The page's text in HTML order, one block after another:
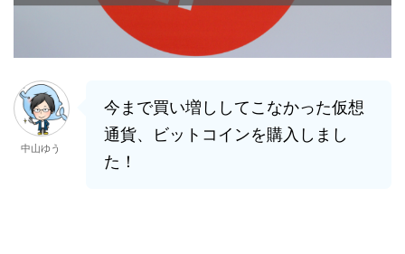
中山ゆう
今まで買い増ししてこなかった仮想
通貨、ビットコインを購入しまし
た！